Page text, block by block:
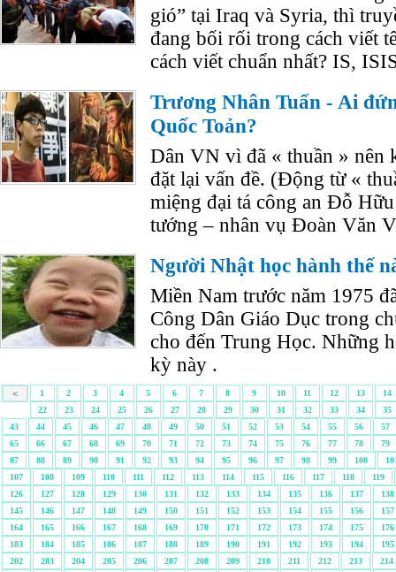
gió” tại Iraq và Syria, thì
đang bối rối trong cách viết
cách viết chuẩn nhất? IS,
Trương Nhân Tuấn - Ai
Quốc Toản?
Dân VN vì đã « thuần » nên
đặt lại vấn đề. (Động từ «
miệng đại tá công an Đỗ
tướng – nhân vụ Đoàn Văn
Người Nhật học hành thế
Miền Nam trước năm 1975
Công Dân Giáo Dục trong
cho đến Trung Học. Những
kỳ này .
< 1 2 3 4 5 6 7 8 9 10 11 12 13
14
22
23 24 25 26 27 28 29 30 31 32 33 34
35
43
44 45 46 47 48 49 50 51 52 53 54 55 56
57
65
66 67 68 69 70 71 72 73 74 75 76 77 78
79
87
88 89 90 91 92 93 94 95 96 97 98 99 100
107
108 109 110 111 112 113 114 115 116 117 118
119
126
127 128 129 130 131 132 133 134 135 136 137
138
145
146 147 148 149 150 151 152 153 154 155 156
157
164
165 166 167 168 169 170 171 172 173 174 175
176
183
184 185 186 187 188 189 190 191 192 193 194
195
202
203 204 205 206 207 208 209 210 211 212 213
214